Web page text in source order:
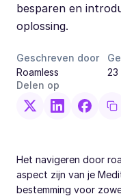
besparen en
oplossing.
Geschreven door
Roamless
23
Delen op
Het navigeren door
aspect zijn van je
bestemming voor